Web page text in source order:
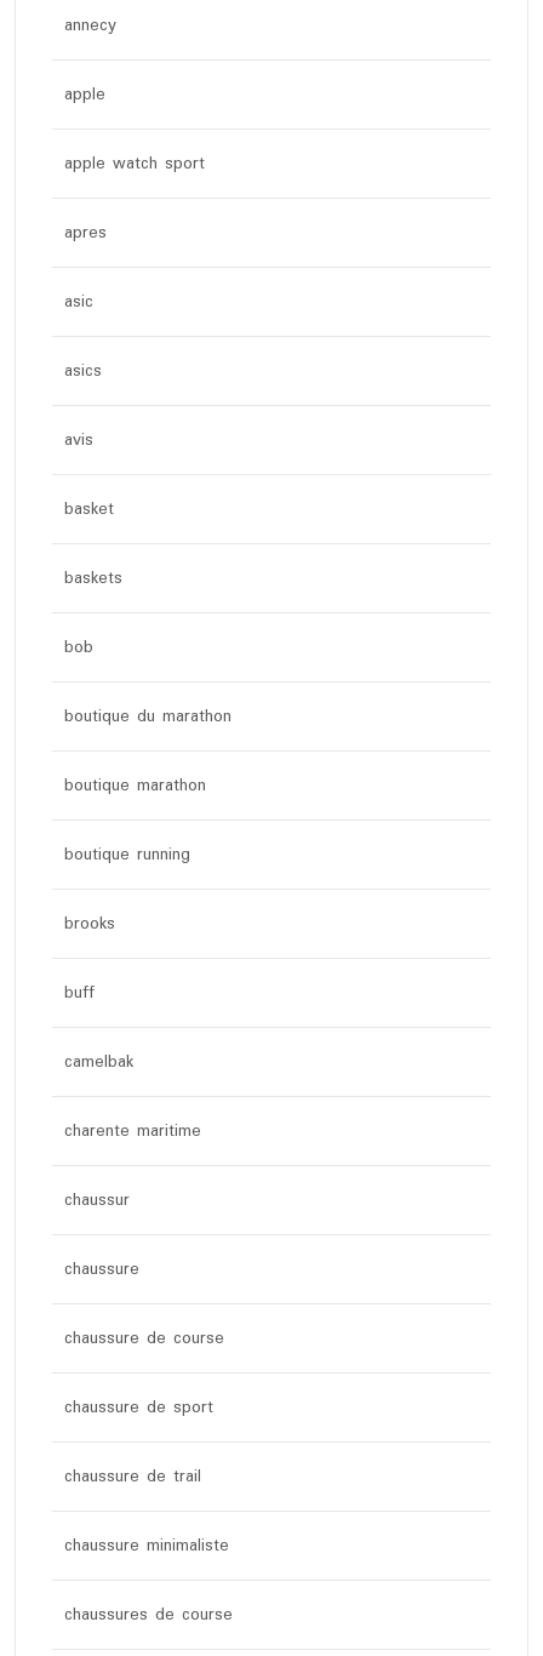
annecy
apple
apple watch sport
apres
asic
asics
avis
basket
baskets
bob
boutique du marathon
boutique marathon
boutique running
brooks
buff
camelbak
charente maritime
chaussur
chaussure
chaussure de course
chaussure de sport
chaussure de trail
chaussure minimaliste
chaussures de course